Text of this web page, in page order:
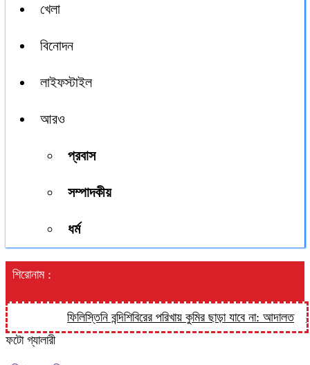
খেলা
বিনোদন
লাইফস্টাইল
আরও
প্রবাস
সম্পাদকীয়
ধর্ম
শিরোনাম :
ফিলিস্তিনি বন্দিশিবিরের পরিখায় কুমির ছাড়া যাবে না: আদালত
ফটো গ্যালারী